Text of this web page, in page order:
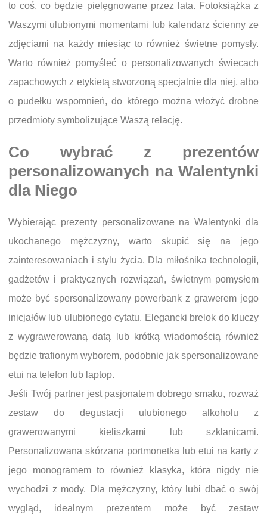
to coś, co będzie pielęgnowane przez lata. Fotoksiążka z
Waszymi ulubionymi momentami lub kalendarz ścienny ze
zdjęciami na każdy miesiąc to również świetne pomysły.
Warto również pomyśleć o personalizowanych świecach
zapachowych z etykietą stworzoną specjalnie dla niej, albo
o pudełku wspomnień, do którego można włożyć drobne
przedmioty symbolizujące Waszą relację.
Co wybrać z prezentów
personalizowanych na Walentynki
dla Niego
Wybierając prezenty personalizowane na Walentynki dla
ukochanego mężczyzny, warto skupić się na jego
zainteresowaniach i stylu życia. Dla miłośnika technologii,
gadżetów i praktycznych rozwiązań, świetnym pomysłem
może być spersonalizowany powerbank z grawerem jego
inicjałów lub ulubionego cytatu. Elegancki brelok do kluczy
z wygrawerowaną datą lub krótką wiadomością również
będzie trafionym wyborem, podobnie jak spersonalizowane
etui na telefon lub laptop.
Jeśli Twój partner jest pasjonatem dobrego smaku, rozważ
zestaw do degustacji ulubionego alkoholu z
grawerowanymi kieliszkami lub szklanicami.
Personalizowana skórzana portmonetka lub etui na karty z
jego monogramem to również klasyka, która nigdy nie
wychodzi z mody. Dla mężczyzny, który lubi dbać o swój
wygląd, idealnym prezentem może być zestaw